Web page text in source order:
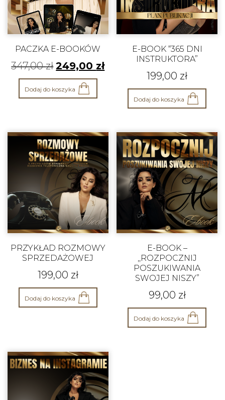
PACZKA E-BOOKÓW
347,00zł 249,00 zł
Dodaj do koszyka
E-BOOK “365 DNI
INSTRUKTORA”
199,00 zł
Dodaj do koszyka
PRZYKŁAD ROZMOWY
SPRZEDAŻOWEJ
199,00 zł
Dodaj do koszyka
E-BOOK –
,,ROZPOCZNIJ
POSZUKIWANIA
SWOJEJ NISZY”
99,00 zł
Dodaj do koszyka